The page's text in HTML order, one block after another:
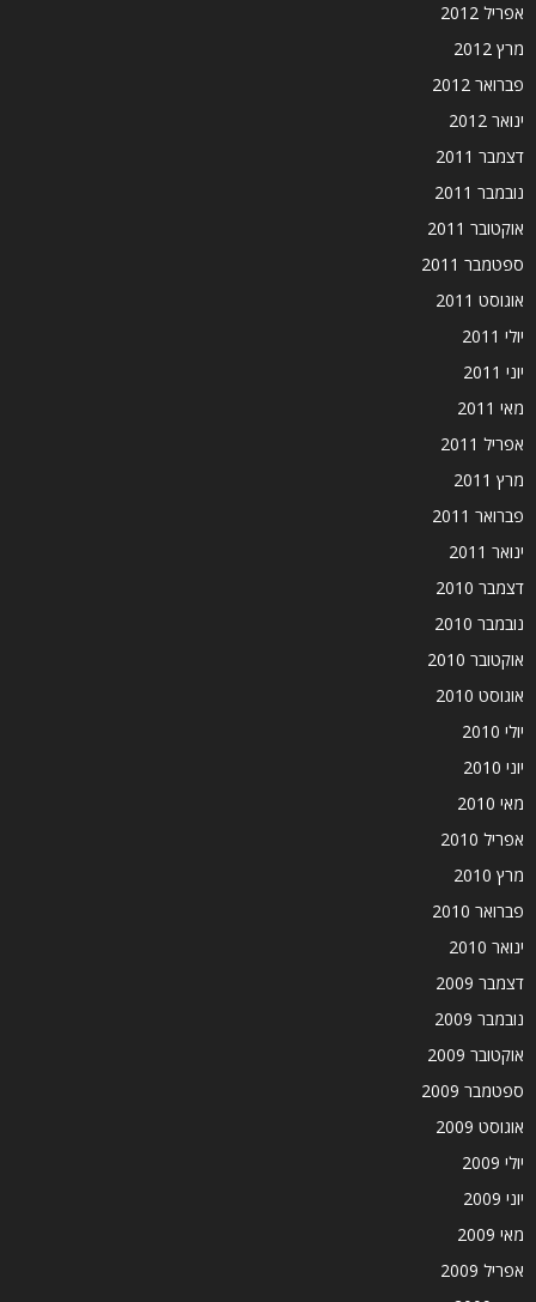
אפריל 2012
מרץ 2012
פברואר 2012
ינואר 2012
דצמבר 2011
נובמבר 2011
אוקטובר 2011
ספטמבר 2011
אוגוסט 2011
יולי 2011
יוני 2011
מאי 2011
אפריל 2011
מרץ 2011
פברואר 2011
ינואר 2011
דצמבר 2010
נובמבר 2010
אוקטובר 2010
אוגוסט 2010
יולי 2010
יוני 2010
מאי 2010
אפריל 2010
מרץ 2010
פברואר 2010
ינואר 2010
דצמבר 2009
נובמבר 2009
אוקטובר 2009
ספטמבר 2009
אוגוסט 2009
יולי 2009
יוני 2009
מאי 2009
אפריל 2009